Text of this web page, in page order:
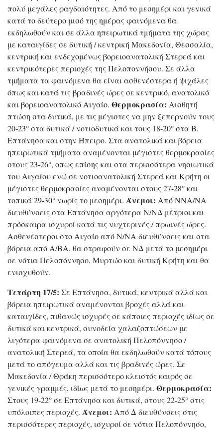
πολύ μεγάλες ραγδαιότητες. Από το μεσημέρι και γενικά
κατά το δεύτερο μισό της ημέρας φαινόμενα θα
εκδηλωθούν και σε άλλα ηπειρωτικά τμήματα της χώρας
με καταιγίδες σε δυτική / κεντρική Μακεδονία, Θεσσαλία,
κεντρική και ενδεχομένως βορειοανατολική Στερεά και
κεντρικότερες περιοχές της Πελοποννήσου. Σε άλλα
τμήματα τα φαινόμενα θα είναι ασθενέστερα ή ψιχάλες
όπως και κατά τις βραδινές ώρες σε κεντρικό, ανατολικό
και βορειοανατολικό Αιγαίο. Θερμοκρασία: Αισθητή
πτώση στα δυτικά, με τις μέγιστες να μην ξεπερνούν τους
20-23° στα δυτικά / νοτιοδυτικά και τους 18-20° στα Β.
Επτάνησα και στην Ήπειρο. Στα ανατολικά και βόρεια
ηπειρωτικά τμήματα αναμένονται μέγιστες θερμοκρασίες
στους 23-26°, οπως επίσης και στα περισσότερα νησιωτικά
του Αιγαίου ενώ σε νοτιοανατολική Στερεά και Κρήτη οι
μέγιστες θερμοκρασίες αναμένονται στους 27-28° και
τοπικά 29-30° νωρίς το μεσημέρι. Άνεμοι: Από ΝΝΑ/ΝΑ
διευθύνσεις στα Επτάνησα αργότερα Ν/ΝΔ μέτριοι και
πρόσκαιρα ισχυροί κατά τις νυχτερινές / πρωινές ώρες.
Ασθενέστεροι στο Αιγαίο από Ν/ΝΑ διευθύνσεις και στα
βόρεια από Α/ΒΑ, θα στραφούν σε ΝΔ μετά το μεσημέρι
σε νότια Πελοπόννησο, Μυρτώο και δυτική Κρήτη και θα
ενισχυθούν.
Τετάρτη 17/5: Σε Επτάνησα, δυτικά, κεντρικά αλλά και
βόρεια ηπειρωτικά αναμένονται βροχές αλλά και
καταιγίδες, πιθανώς ισχυρές σε κάποιες περιοχές ιδίως σε
δυτικά και κεντρικά, συνοδεία χαλαζοπτώσεων με
λιγότερα φαινόμενα σε ανατολική Πελοπόννησο /
ανατολική Στερεά, τα οποία θα εκδηλωθούν κατά τόπους
μετά το απόγευμα αλλά και τις βραδινές ώρες. Σε
Μακεδονία / Θράκη περισσότερο κλειστός καιρός σε
γενικές γραμμές, ιδίως μετά το μεσημέρι. Θερμοκρασία:
Στους 19-22° σε Επτάνησα και δυτικά, στους 22-25° στις
υπόλοιπες περιοχές. Άνεμοι: Από Δ διευθύνσεις στις
περισσότερες περιοχές, ισχυροί σε νότια Πελοπόννησο,